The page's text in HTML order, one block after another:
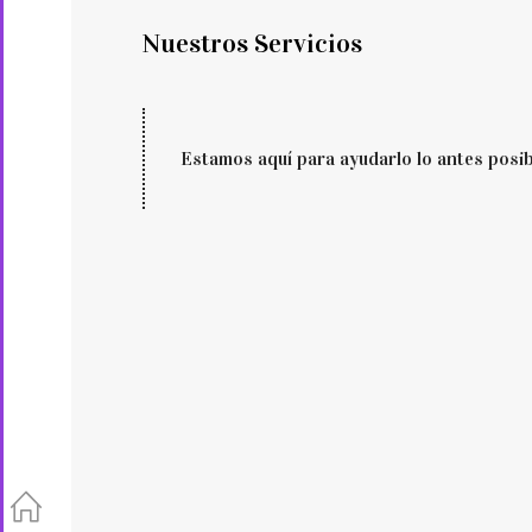
Nuestros Servicios
Estamos aquí para ayudarlo lo antes